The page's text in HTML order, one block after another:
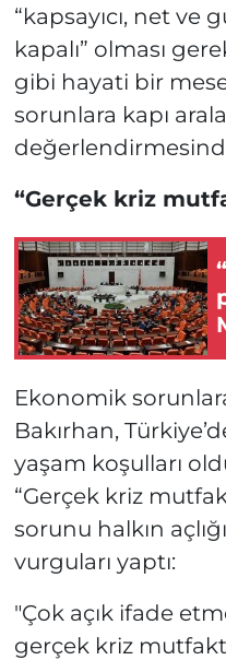
“kapsayıcı, net ve
kapalı” olması
gibi hayati bir
sorunlara kapı
“Gerçek kriz
Ekonomik
Bakırhan,
yaşam koşulları
“Gerçek kriz
sorunu halkın
vurguları yaptı:
"Çok açık ifade
gerçek kriz